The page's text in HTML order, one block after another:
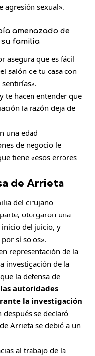
agresión sexual»,
amenazado de
su familia
asegura que es fácil
salón de tu casa con
te hacen entender que
la razón deja de
una edad
de negocio le
tiene «esos errores
de Arrieta
del cirujano
otorgaron una
inicio del juicio, y
sí solos».
representación de la
investigación de la
la defensa de
las autoridades
la investigación
después se declaró
Arrieta se debió a un
al trabajo de la